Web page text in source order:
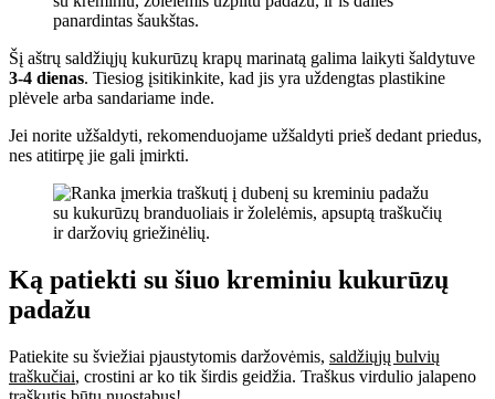
Šį aštrų saldžiųjų kukurūzų krapų marinatą galima laikyti šaldytuve
3-4 dienas. Tiesiog įsitikinkite, kad jis yra uždengtas plastikine
plėvele arba sandariame inde.
Jei norite užšaldyti, rekomenduojame užšaldyti prieš dedant priedus,
nes atitirpę jie gali įmirkti.
Ką patiekti su šiuo kreminiu kukurūzų
padažu
Patiekite su šviežiai pjaustytomis daržovėmis, saldžiųjų bulvių
traškučiai, crostini ar ko tik širdis geidžia. Traškus virdulio jalapeno